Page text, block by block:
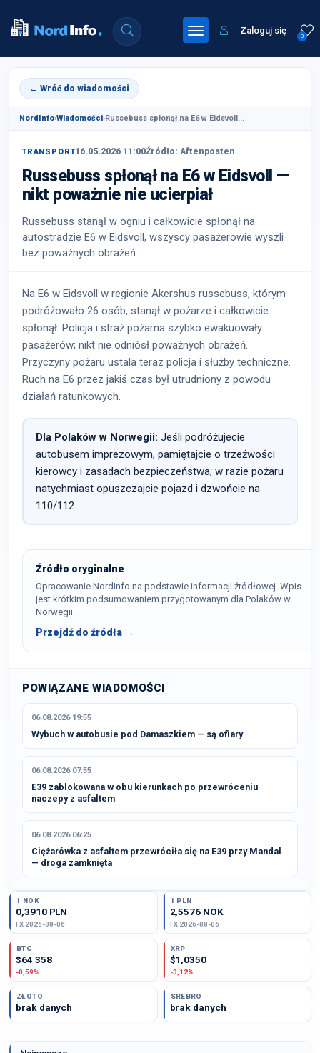
0
Zaloguj się
← Wróć do wiadomości
NordInfo›Wiadomości›Russebuss spłonął na E6 w Eidsvoll...
TRANSPORT16.05.2026 11:00Źródło: Aftenposten
Russebuss spłonął na E6 w Eidsvoll —
nikt poważnie nie ucierpiał
Russebuss stanął w ogniu i całkowicie spłonął na
autostradzie E6 w Eidsvoll, wszyscy pasażerowie wyszli
bez poważnych obrażeń.
Na E6 w Eidsvoll w regionie Akershus russebuss, którym
podróżowało 26 osób, stanął w pożarze i całkowicie
spłonął. Policja i straż pożarna szybko ewakuowały
pasażerów; nikt nie odniósł poważnych obrażeń.
Przyczyny pożaru ustala teraz policja i służby techniczne.
Ruch na E6 przez jakiś czas był utrudniony z powodu
działań ratunkowych.
Dla Polaków w Norwegii: Jeśli podróżujecie
autobusem imprezowym, pamiętajcie o trzeźwości
kierowcy i zasadach bezpieczeństwa; w razie pożaru
natychmiast opuszczajcie pojazd i dzwońcie na
110/112.
Źródło oryginalne
Opracowanie NordInfo na podstawie informacji źródłowej. Wpis
jest krótkim podsumowaniem przygotowanym dla Polaków w
Norwegii.
Przejdź do źródła →
POWIĄZANE WIADOMOŚCI
06.08.2026 19:55
Wybuch w autobusie pod Damaszkiem — są ofiary
06.08.2026 07:55
E39 zablokowana w obu kierunkach po przewróceniu
naczepy z asfaltem
06.08.2026 06:25
Ciężarówka z asfaltem przewróciła się na E39 przy Mandal
— droga zamknięta
1 NOK
0,3910 PLN
FX 2026-08-06
1 PLN
2,5576 NOK
FX 2026-08-06
BTC
$64 358
-0,59%
XRP
$1,0350
-3,12%
ZŁOTO
brak danych
SREBRO
brak danych